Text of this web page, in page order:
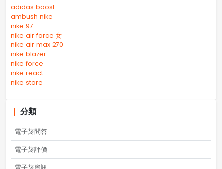
adidas boost
ambush nike
nike 97
nike air force 女
nike air max 270
nike blazer
nike force
nike react
nike store
分類
電子菸問答
電子菸評價
電子菸資訊